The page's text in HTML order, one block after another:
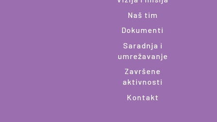
Naš tim
Dokumenti
Saradnja i
umrežavanje
Završene
aktivnosti
Kontakt